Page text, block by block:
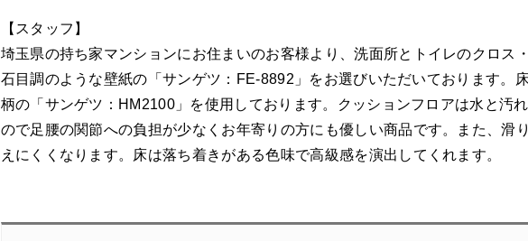
【スタッフ】
埼玉県の持ち家マンションにお住まいのお客様より、洗面所とトイレのクロス
石目調のような壁紙の「サンゲツ：FE-8892」をお選びいただいております。
柄の「サンゲツ：HM2100」を使用しております。クッションフロアは水と汚
ので足腰の関節への負担が少なくお年寄りの方にも優しい商品です。また、
えにくくなります。床は落ち着きがある色味で高級感を演出してくれます。